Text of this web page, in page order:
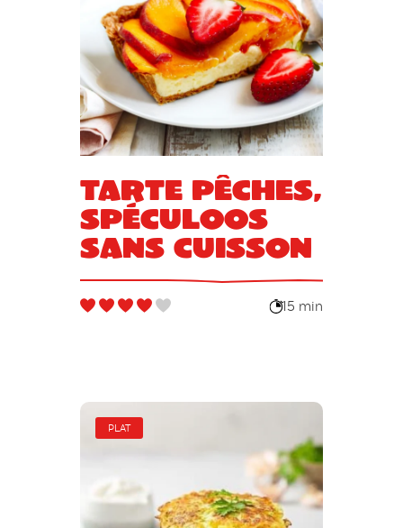
Tarte pêches,
spéculoos
sans cuisson
15 min
PLAT